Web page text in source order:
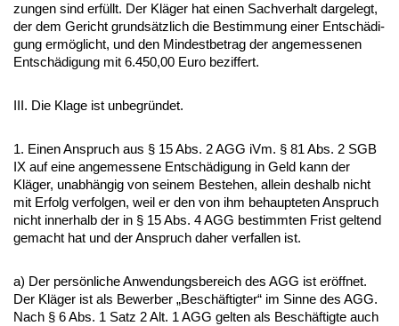
zun­gen sind erfüllt. Der Kläger hat ei­nen Sach­ver­halt dar­ge­legt,
der dem Ge­richt grundsätz­lich die Be­stim­mung ei­ner Entschädi­
gung ermöglicht, und den Min­dest­be­trag der an­ge­mes­se­nen
Entschädi­gung mit 6.450,00 Eu­ro be­zif­fert.
III. Die Kla­ge ist un­be­gründet.
1. Ei­nen An­spruch aus § 15 Abs. 2 AGG iVm. § 81 Abs. 2 SGB
IX auf ei­ne an­ge­mes­se­ne Entschädi­gung in Geld kann der
Kläger, un­abhängig von sei­nem Be­ste­hen, al­lein des­halb nicht
mit Er­folg ver­fol­gen, weil er den von ihm be­haup­te­ten An­spruch
nicht in­ner­halb der in § 15 Abs. 4 AGG be­stimm­ten Frist gel­tend
ge­macht hat und der An­spruch da­her ver­fal­len ist.
a) Der persönli­che An­wen­dungs­be­reich des AGG ist eröff­net.
Der Kläger ist als Be­wer­ber „Beschäftig­ter“ im Sin­ne des AGG.
Nach § 6 Abs. 1 Satz 2 Alt. 1 AGG gel­ten als Beschäftig­te auch